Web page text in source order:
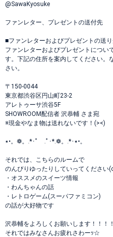
@SawaKyosuke
ファンレター、プレゼントの送付先
■ファンレターおよびプレゼントの送
ファンレターおよびプレゼントについ
す。下記の住所を案内してください。
さい。
〒150-0044
東京都渋谷区円山町23-2
アレトゥーサ渋谷5F
SHOWROOM配信者 沢恭輔 さま宛
※現金やなま物は送れないです！(><)
٭•。❁。.*･ﾟ .ﾟ･*.❁。.*･٭•。
それでは、こちらのルームで
のんびりゆったりしていってください
・オススメのスイーツ情報
・わんちゃんの話
・レトロゲーム(スーパファミコン)
の話が大好物です
沢恭輔をよろしくお願いします！！！
それではみなさんお疲れさわーｯ☆